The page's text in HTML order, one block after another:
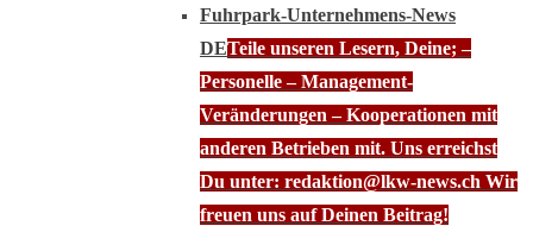
Fuhrpark-Unternehmens-News
DETeile unseren Lesern, Deine; –
Personelle – Management-
Veränderungen – Kooperationen mit
anderen Betrieben mit. Uns erreichst
Du unter: redaktion@lkw-news.ch Wir
freuen uns auf Deinen Beitrag!